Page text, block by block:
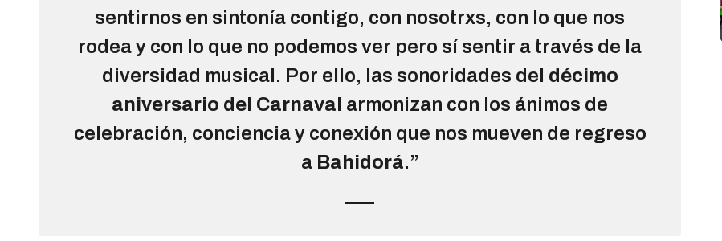
sentirnos en sintonía contigo, con nosotrxs, con lo que nos
rodea y con lo que no podemos ver pero sí sentir a través de la
diversidad musical. Por ello, las sonoridades del décimo
aniversario del Carnaval armonizan con los ánimos de
celebración, conciencia y conexión que nos mueven de regreso
a Bahidorá.”